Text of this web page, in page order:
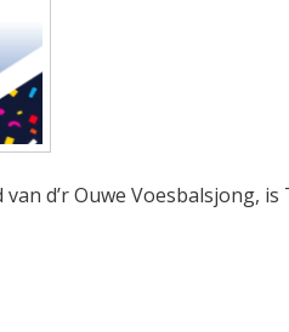
d’r Ouwe Voesbalsjong, is